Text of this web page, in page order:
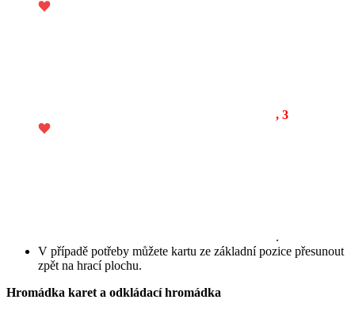
, 3
.
V případě potřeby můžete kartu ze základní pozice přesunout
zpět na hrací plochu.
Hromádka karet a odkládací hromádka